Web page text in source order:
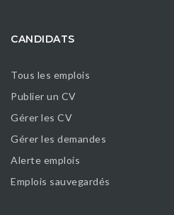
CANDIDATS
Tous les emplois
Publier un CV
Gérer les CV
Gérer les demandes
Alerte emplois
Emplois sauvegardés